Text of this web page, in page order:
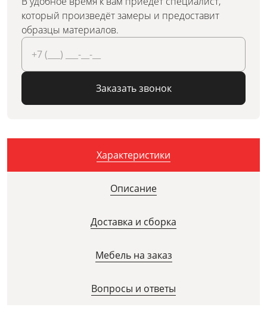
который произведёт замеры и предоставит
образцы материалов.
Заказать звонок
Характеристики
Описание
Доставка и сборка
Мебель на заказ
Вопросы и ответы